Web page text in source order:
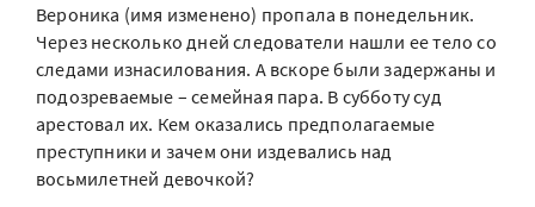
Вероника (имя изменено) пропала в понедельник.
Через несколько дней следователи нашли ее тело со
следами изнасилования. А вскоре были задержаны и
подозреваемые – семейная пара. В субботу суд
арестовал их. Кем оказались предполагаемые
преступники и зачем они издевались над
восьмилетней девочкой?